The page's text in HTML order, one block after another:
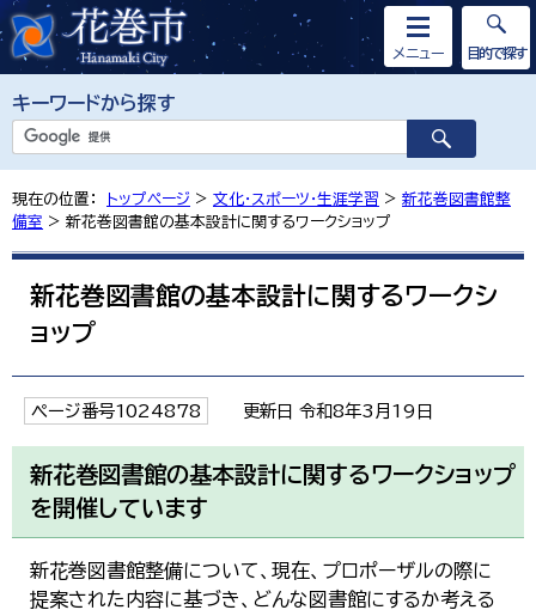
キーワードから探す
メニュー 目的で探す
現在の位置： トップページ > 文化・スポーツ・生涯学習 > 新花巻図書館整
備室 > 新花巻図書館の基本設計に関するワークショップ
新花巻図書館の基本設計に関するワークシ
ョップ
ページ番号1024878 更新日 令和8年3月19日
新花巻図書館の基本設計に関するワークショップ
を開催しています
新花巻図書館整備について、現在、プロポーザルの際に
提案された内容に基づき、どんな図書館にするか考える